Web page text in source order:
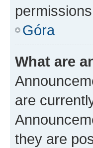
Góra
What are
are
they are